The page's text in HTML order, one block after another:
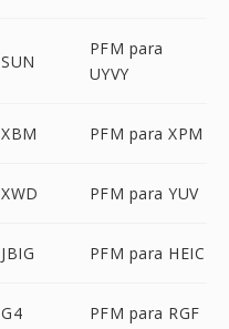
PFM para
UYVY
PFM para XPM
PFM para YUV
PFM para HEIC
PFM para RGF